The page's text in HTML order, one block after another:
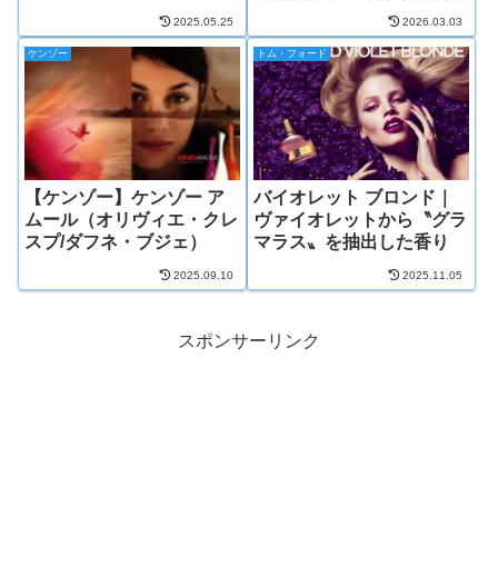
2025.05.25 2026.03.03
ケンゾー
【ケンゾー】ケンゾー ア
ムール（オリヴィエ・クレ
スプ/ダフネ・ブジェ）
2025.09.10
トム・フォード
バイオレット ブロンド｜
ヴァイオレットから〝グラ
マラス〟を抽出した香り
2025.11.05
スポンサーリンク